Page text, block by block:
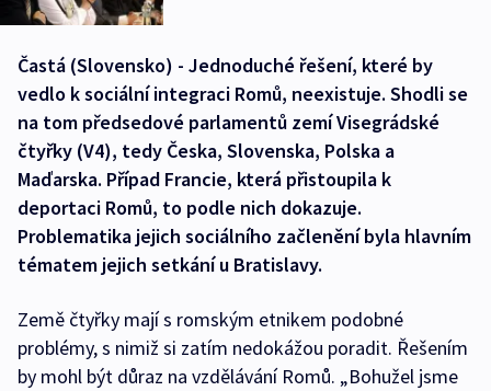
Častá (Slovensko) - Jednoduché řešení, které by
vedlo k sociální integraci Romů, neexistuje. Shodli se
na tom předsedové parlamentů zemí Visegrádské
čtyřky (V4), tedy Česka, Slovenska, Polska a
Maďarska. Případ Francie, která přistoupila k
deportaci Romů, to podle nich dokazuje.
Problematika jejich sociálního začlenění byla hlavním
tématem jejich setkání u Bratislavy.
Země čtyřky mají s romským etnikem podobné
problémy, s nimiž si zatím nedokážou poradit. Řešením
by mohl být důraz na vzdělávání Romů. „Bohužel jsme